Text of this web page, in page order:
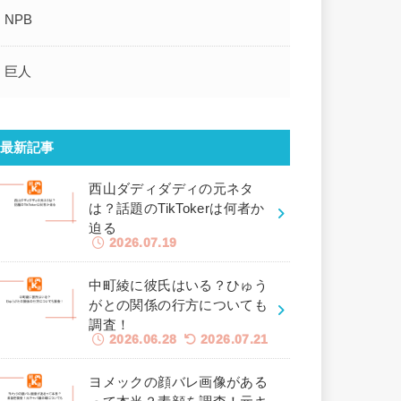
NPB
巨人
最新記事
西山ダディダディの元ネタ
は？話題のTikTokerは何者か
迫る
2026.07.19
中町綾に彼氏はいる？ひゅう
がとの関係の行方についても
調査！
2026.06.28 2026.07.21
ヨメックの顔バレ画像がある